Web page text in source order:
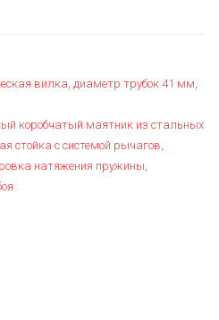
вилка, диаметр трубок 41 мм,
коробчатый маятник из стальных
стойка с системой рычагов,
натяжения пружины,